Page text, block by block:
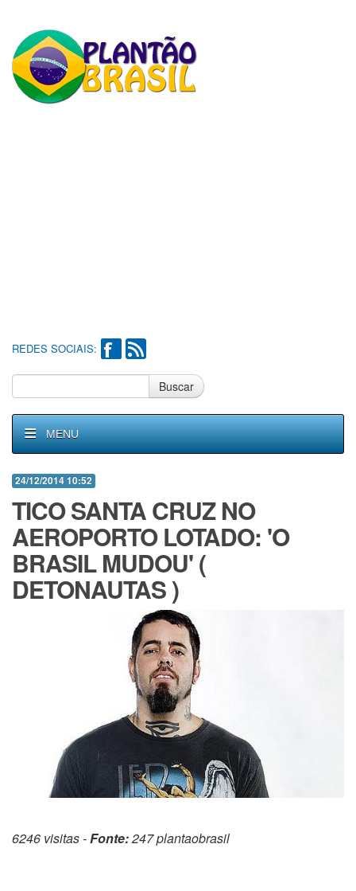
REDES SOCIAIS:
Buscar
MENU
24/12/2014 10:52
TICO SANTA CRUZ NO
AEROPORTO LOTADO: 'O
BRASIL MUDOU' (
DETONAUTAS )
6246 visitas -Fonte:247 plantaobrasil